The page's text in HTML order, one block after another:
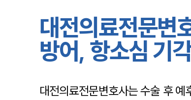
대전의료전문변
방어, 항소심 기
대전의료전문변호사는 수술 후